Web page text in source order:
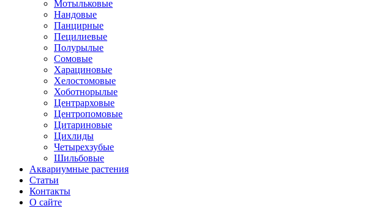
Мотыльковые
Нандовые
Панцирные
Пецилиевые
Полурылые
Сомовые
Харациновые
Хелостомовые
Хоботнорылые
Центрарховые
Центропомовые
Цитариновые
Цихлиды
Четырехзубые
Шильбовые
Аквариумные растения
Статьи
Контакты
О сайте